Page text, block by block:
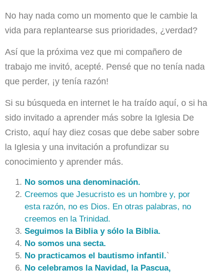
No hay nada como un momento que le cambie la
vida para replantearse sus prioridades, ¿verdad?
Así que la próxima vez que mi compañero de
trabajo me invitó, acepté. Pensé que no tenía nada
que perder, ¡y tenía razón!
Si su búsqueda en internet le ha traído aquí, o si ha
sido invitado a aprender más sobre la Iglesia De
Cristo, aquí hay diez cosas que debe saber sobre
la Iglesia y una invitación a profundizar su
conocimiento y aprender más.
No somos una denominación.
Creemos que Jesucristo es un hombre y, por
esta razón, no es Dios. En otras palabras, no
creemos en la Trinidad.
Seguimos la Biblia y sólo la Biblia.
No somos una secta.
No practicamos el bautismo infantil.`
No celebramos la Navidad, la Pascua,